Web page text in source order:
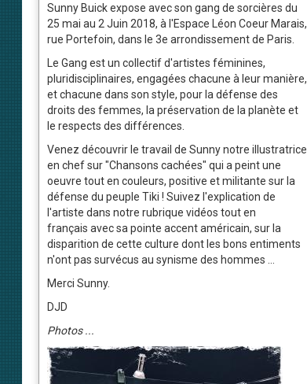
Sunny Buick expose avec son gang de sorcières du
25 mai au 2 Juin 2018, à l'Espace Léon Coeur Marais,
rue Portefoin, dans le 3e arrondissement de Paris.
Le Gang est un collectif d'artistes féminines,
pluridisciplinaires, engagées chacune à leur manière,
et chacune dans son style, pour la défense des
droits des femmes, la préservation de la planète et
le respects des différences.
Venez découvrir le travail de Sunny notre illustratrice
en chef sur "Chansons cachées" qui a peint une
oeuvre tout en couleurs, positive et militante sur la
défense du peuple Tiki ! Suivez l'explication de
l'artiste dans notre rubrique vidéos tout en
français avec sa pointe accent américain, sur la
disparition de cette culture dont les bons entiments
n'ont pas survécus au synisme des hommes ...
Merci Sunny.
DJD
Photos ...